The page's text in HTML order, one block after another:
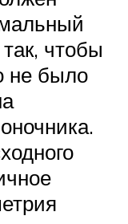
чтобы
не было